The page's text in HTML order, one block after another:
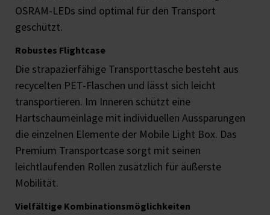
OSRAM-LEDs sind optimal für den Transport
geschützt.
Robustes Flightcase
Die strapazierfähige Transporttasche besteht aus
recycelten PET-Flaschen und lässt sich leicht
transportieren. Im Inneren schützt eine
Hartschaumeinlage mit individuellen Aussparungen
die einzelnen Elemente der Mobile Light Box. Das
Premium Transportcase sorgt mit seinen
leichtlaufenden Rollen zusätzlich für äußerste
Mobilität.
Vielfältige Kombinationsmöglichkeiten